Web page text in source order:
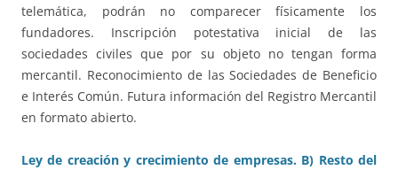
telemática, podrán no comparecer físicamente los
fundadores. Inscripción potestativa inicial de las
sociedades civiles que por su objeto no tengan forma
mercantil. Reconocimiento de las Sociedades de Beneficio
e Interés Común. Futura información del Registro Mercantil
en formato abierto.
Ley de creación y crecimiento de empresas. B) Resto del